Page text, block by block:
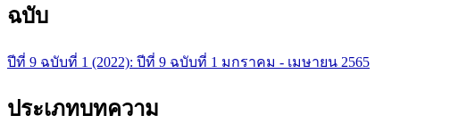
ฉบับ
ปีที่ 9 ฉบับที่ 1 (2022): ปีที่ 9 ฉบับที่ 1 มกราคม - เมษายน 2565
ประเภทบทความ